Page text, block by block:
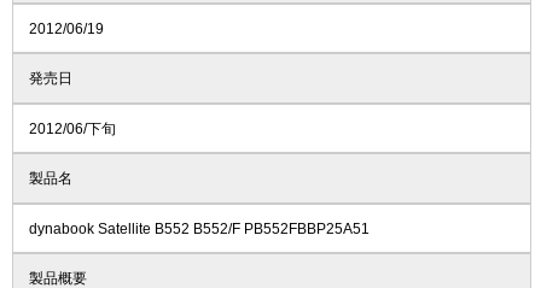
2012/06/19
発売日
2012/06/下旬
製品名
dynabook Satellite B552 B552/F PB552FBBP25A51
製品概要